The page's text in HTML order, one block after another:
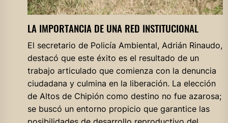
LA IMPORTANCIA DE UNA RED INSTITUCIONAL
El secretario de Policía Ambiental, Adrián Rinaudo,
destacó que este éxito es el resultado de un
trabajo articulado que comienza con la denuncia
ciudadana y culmina en la liberación. La elección
de Altos de Chipión como destino no fue azarosa;
se buscó un entorno propicio que garantice las